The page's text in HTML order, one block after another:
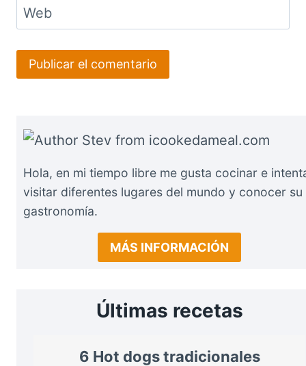
Web
Hola, en mi tiempo libre me gusta cocinar e
visitar diferentes lugares del mundo y conocer su
gastronomía.
MÁS INFORMACIÓN
Últimas recetas
6 Hot dogs tradicionales